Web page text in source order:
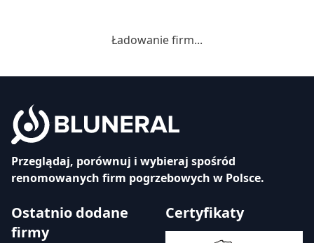
Ładowanie firm...
Przeglądaj, porównuj i wybieraj spośród
renomowanych firm pogrzebowych w Polsce.
Ostatnio dodane
firmy
Certyfikaty